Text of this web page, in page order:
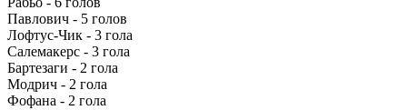
Павлович - 5 голов
Лофтус-Чик - 3 гола
Салемакерс - 3 гола
Бартезаги - 2 гола
Модрич - 2 гола
Фофана - 2 гола